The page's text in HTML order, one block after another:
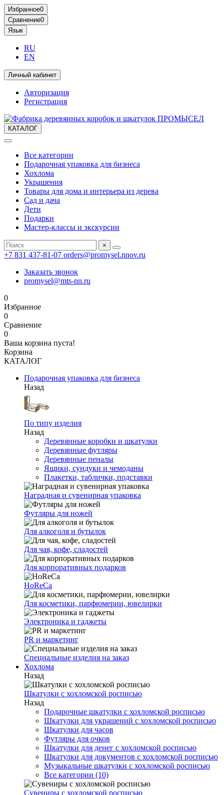
Избранное0
Сравнение0
Язык
RU
EN
Личный кабинет
Авторизация
Регистрация
КАТАЛОГ
Все категории
Подарочная упаковка для бизнеса
Хохлома
Украшения
Товары для дома и интерьера из дерева
Сад и дача
Дети
Подарки
Мастер-классы и экскурсии
×
+7 831 437-81-07 orders@promysel.nnov.ru
Заказать звонок
promysel@mts-nn.ru
0
Избранное
0
Сравнение
0
Ваша корзина пуста!
Корзина
КАТАЛОГ
Подарочная упаковка для бизнеса
Назад
По типу изделия
Назад
Деревянные коробки и шкатулки
Деревянные футляры
Деревянные пеналы
Ящики, сундуки и чемоданы
Плакетки, таблички, подставки
Наградная и сувенирная упаковка
Футляры для ножей
Для алкоголя и бутылок
Для чая, кофе, сладостей
Для корпоративных подарков
HoReCa
Для косметики, парфюмерии, ювелирки
Электроника и гаджеты
PR и маркетинг
Специальные изделия на заказ
Хохлома
Назад
Шкатулки с хохломской росписью
Назад
Подарочные шкатулки с хохломской росписью
Шкатулки для украшений с хохломской росписью
Шкатулки для часов
Футляры для очков
Шкатулки для денег с хохломской росписью
Шкатулки для документов с хохломской росписью
Музыкальные шкатулки с хохломской росписью
Все категории (10)
Сувениры с хохломской росписью